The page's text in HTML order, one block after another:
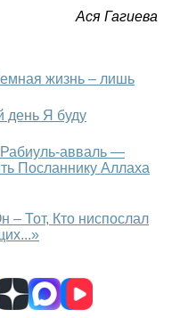
Ася Гагиева
жизнь – лишь
день Я буду
авваль —
Посланнику Аллаха
– Тот, Кто ниспослал